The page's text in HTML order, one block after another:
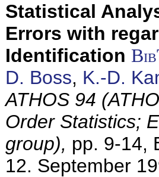
Statistical
Errors with
Identification
D. Boss, K.-D.
ATHOS 94
Order Statistics;
group), pp. 9-14,
12. September